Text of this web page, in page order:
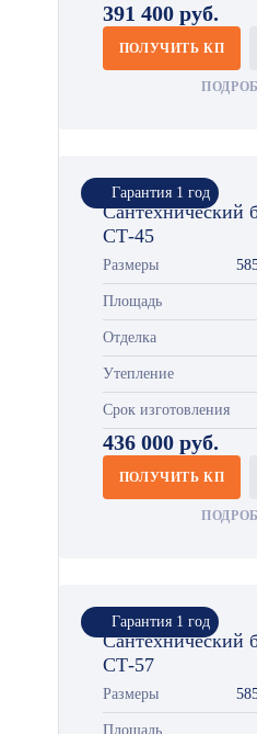
391 400 руб.
ПОЛУЧИТЬ КП
Гарантия 1 год
Сантехнический
СТ-45
Размеры
Площадь
Отделка
Утепление
Срок изготовления
436 000 руб.
ПОЛУЧИТЬ КП
Гарантия 1 год
Сантехнический
СТ-57
Размеры
Площадь